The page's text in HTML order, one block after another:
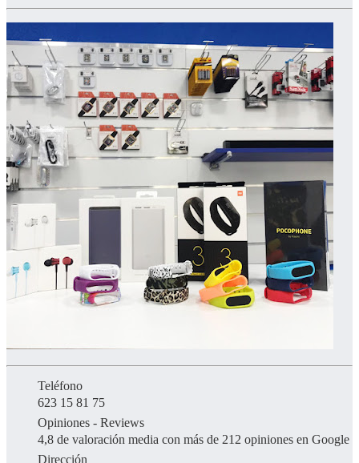
Teléfono
623 15 81 75
Opiniones - Reviews
4,8 de valoración media con más de 212 opiniones en Google
Dirección